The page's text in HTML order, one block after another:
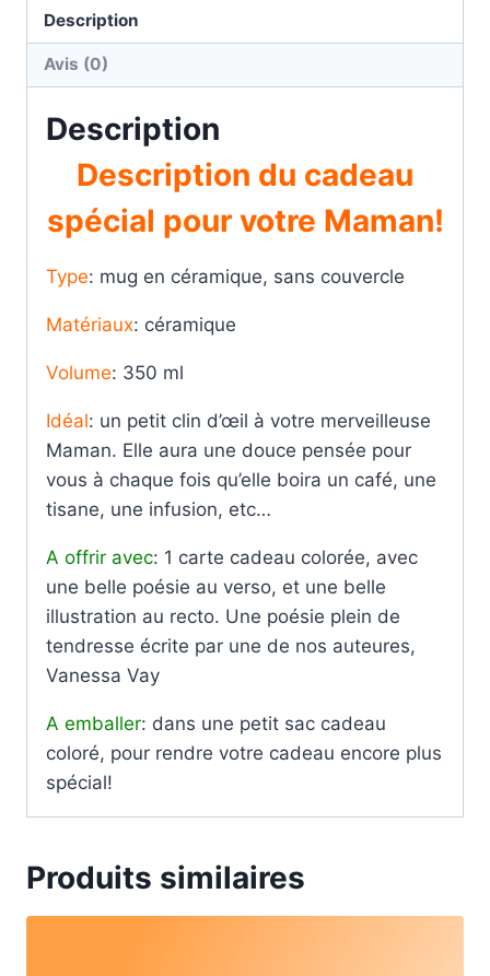
Description
Avis (0)
Description
Description du cadeau
spécial pour votre Maman!
Type: mug en céramique, sans couvercle
Matériaux: céramique
Volume: 350 ml
Idéal: un petit clin d’œil à votre merveilleuse
Maman. Elle aura une douce pensée pour
vous à chaque fois qu’elle boira un café, une
tisane, une infusion, etc…
A offrir avec: 1 carte cadeau colorée, avec
une belle poésie au verso, et une belle
illustration au recto. Une poésie plein de
tendresse écrite par une de nos auteures,
Vanessa Vay
A emballer: dans une petit sac cadeau
coloré, pour rendre votre cadeau encore plus
spécial!
Produits similaires